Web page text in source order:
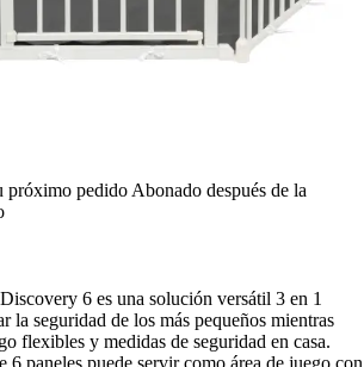
próximo pedido Abonado después de la
6 es una solución versátil 3 en 1
la seguridad de los más pequeños mientras
flexibles y medidas de seguridad en casa.
6 paneles puede servir como área de juego con